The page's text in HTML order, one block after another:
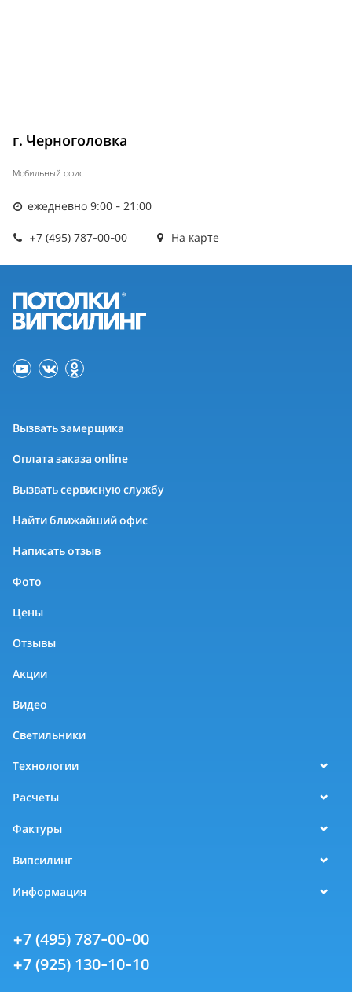
г. Черноголовка
Мобильный офис
ежедневно 9:00 - 21:00
+7 (495) 787-00-00 На карте
Вызвать замерщика
Оплата заказа online
Вызвать сервисную службу
Найти ближайший офис
Написать отзыв
Фото
Цены
Отзывы
Акции
Видео
Светильники
Технологии
Расчеты
Фактуры
Випсилинг
Информация
+7 (495) 787-00-00
+7 (925) 130-10-10